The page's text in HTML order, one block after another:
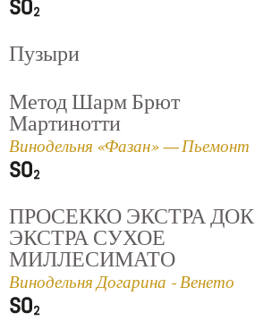
Пузыри
Метод Шарм Брют
Мартинотти
Винодельня «Фазан» — Пьемонт
ПРОСЕККО ЭКСТРА ДОК
ЭКСТРА СУХОЕ
МИЛЛЕСИМАТО
Винодельня Догарина - Венето